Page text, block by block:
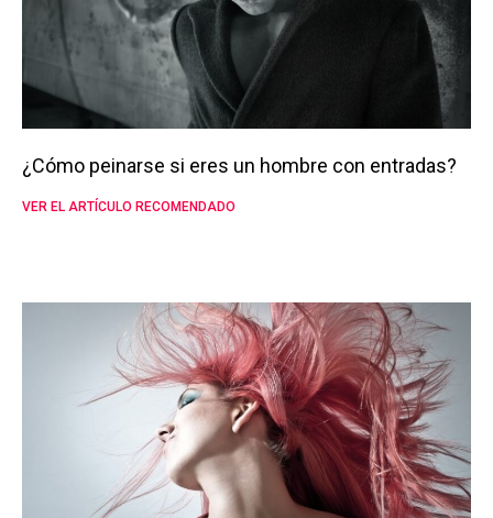
¿Cómo peinarse si eres un hombre con entradas?
VER EL ARTÍCULO RECOMENDADO